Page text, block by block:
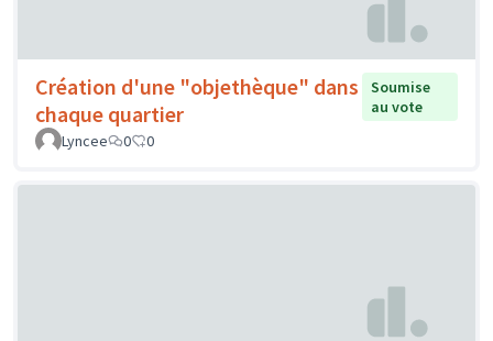
Création d'une "objethèque" dans
chaque quartier
Soumise
au vote
Lyncee
0 0